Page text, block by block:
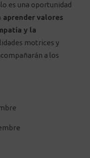
es una oportunidad
aprender valores
y la
motrices y
a los